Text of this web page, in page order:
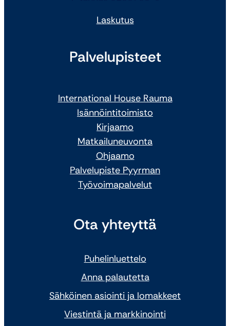
Laskutus
Palvelupisteet
International House Rauma
Isännöintitoimisto
Kirjaamo
Matkailuneuvonta
Ohjaamo
Palvelupiste Pyyrman
Työvoimapalvelut
Ota yhteyttä
Puhelinluettelo
Anna palautetta
Sähköinen asiointi ja lomakkeet
Viestintä ja markkinointi